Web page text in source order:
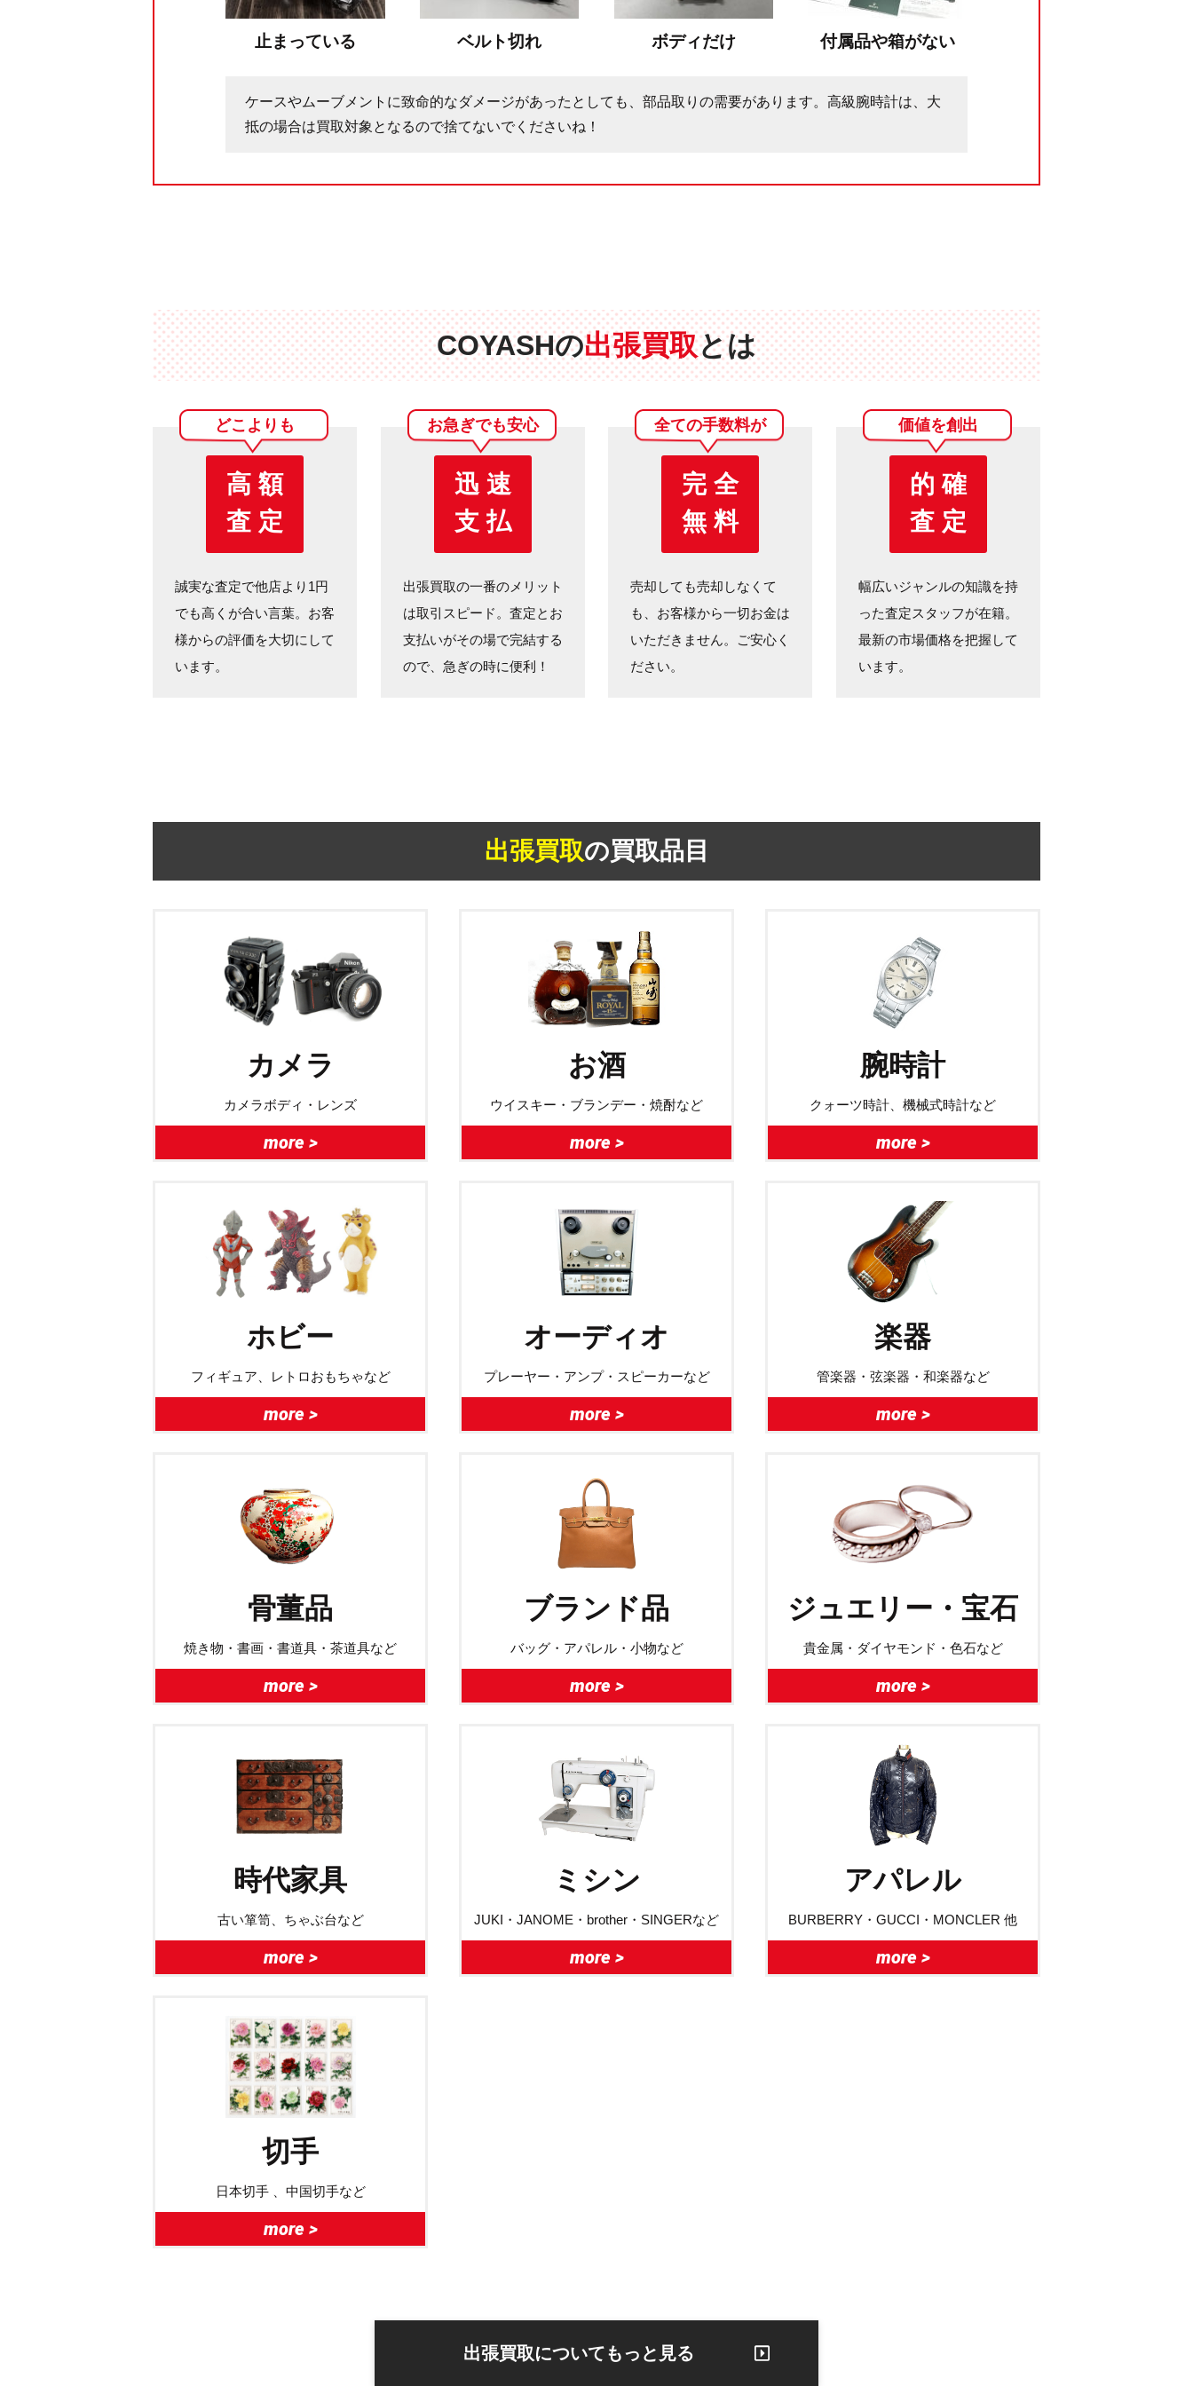
止まっている ベルト切れ ボディだけ 付属品や箱がない
ケースやムーブメントに致命的なダメージがあったとしても、部品取りの需要があります。高級腕時計は、大
抵の場合は買取対象となるので捨てないでくださいね！
COYASHの出張買取とは
どこよりも
高 額
査 定
誠実な査定で他店より1円
でも高くが合い言葉。お客
様からの評価を大切にして
います。
お急ぎでも安心
迅 速
支 払
出張買取の一番のメリット
は取引スピード。査定とお
支払いがその場で完結する
ので、急ぎの時に便利！
全ての手数料が
完 全
無 料
売却しても売却しなくて
も、お客様から一切お金は
いただきません。ご安心く
ださい。
価値を創出
的 確
査 定
幅広いジャンルの知識を持
った査定スタッフが在籍。
最新の市場価格を把握して
います。
出張買取の買取品目
カメラ
カメラボディ・レンズ
more >
お酒
ウイスキー・ブランデー・焼酎など
more >
腕時計
クォーツ時計、機械式時計など
more >
ホビー
フィギュア、レトロおもちゃなど
more >
オーディオ
プレーヤー・アンプ・スピーカーなど
more >
楽器
管楽器・弦楽器・和楽器など
more >
骨董品
焼き物・書画・書道具・茶道具など
more >
ブランド品
バッグ・アパレル・小物など
more >
ジュエリー・宝石
貴金属・ダイヤモンド・色石など
more >
時代家具
古い箪笥、ちゃぶ台など
more >
ミシン
JUKI・JANOME・brother・SINGERなど
more >
アパレル
BURBERRY・GUCCI・MONCLER 他
more >
切手
日本切手 、中国切手など
more >
出張買取についてもっと見る